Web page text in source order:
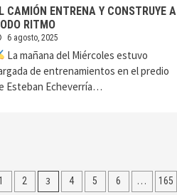
CAMIÓN ENTRENA Y CONSTRUYE A
RITMO
6 agosto, 2025
La mañana del Miércoles estuvo
de entrenamientos en el predio
Esteban Echeverría…
2 3 4 5 6 … 165